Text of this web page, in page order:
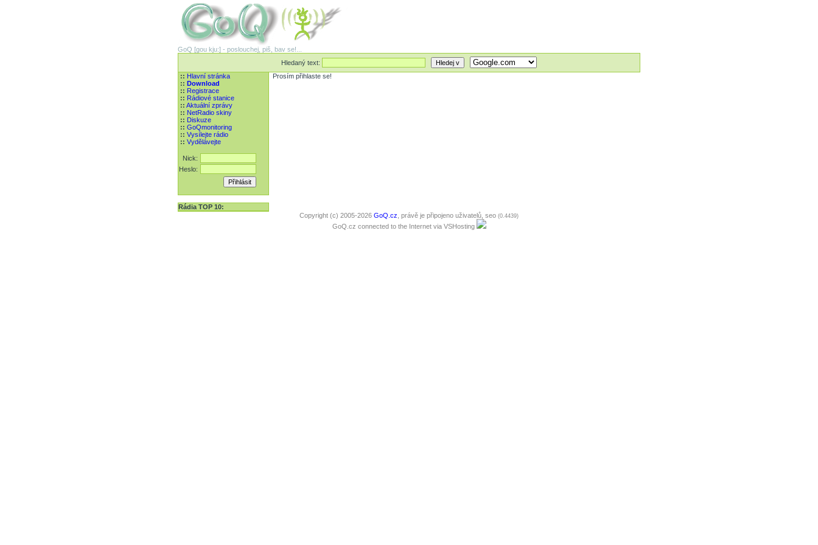
GoQ [gou kju:] - poslouchej, piš, bav se!...
Hledaný text:
:: Hlavní stránka
:: Download
:: Registrace
:: Rádiové stanice
:: Aktuální zprávy
:: NetRadio skiny
:: Diskuze
:: GoQmonitoring
:: Vysílejte rádio
:: Vydělávejte
Nick:
Heslo:
Rádia TOP 10:
Prosím přihlaste se!
Copyright (c) 2005-2026 GoQ.cz , právě je připojeno uživatelů, seo (0.4439)
GoQ.cz connected to the Internet via VSHosting